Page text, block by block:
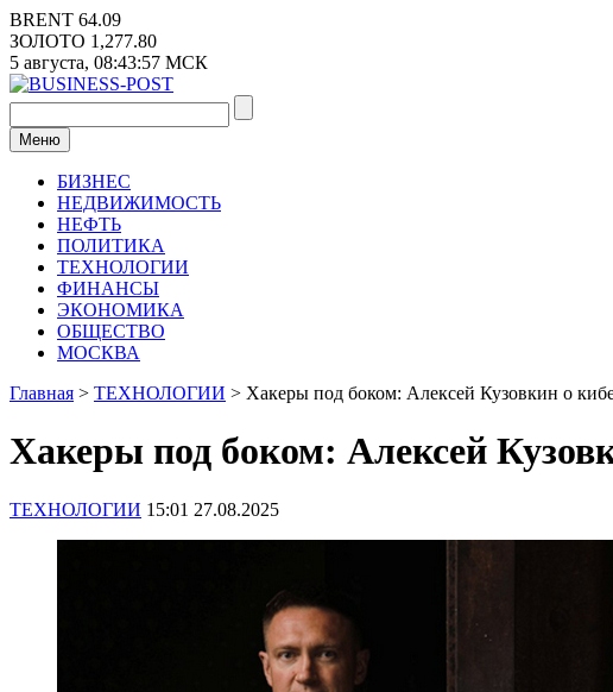
Перейти
к
содержимому
BRENT 64.09
ЗОЛОТО 1,277.80
5 августа, 08:43:57 МСК
Меню
БИЗНЕС
НЕДВИЖИМОСТЬ
НЕФТЬ
ПОЛИТИКА
ТЕХНОЛОГИИ
ФИНАНСЫ
ЭКОНОМИКА
ОБЩЕСТВО
МОСКВА
Главная > ТЕХНОЛОГИИ > Хакеры под боком: Алексей Кузовкин о
Хакеры под боком: Алексей
ТЕХНОЛОГИИ 15:01 27.08.2025